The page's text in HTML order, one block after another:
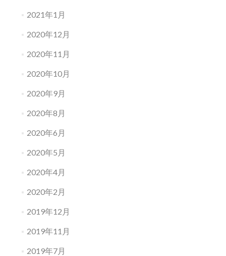
2021年1月
2020年12月
2020年11月
2020年10月
2020年9月
2020年8月
2020年6月
2020年5月
2020年4月
2020年2月
2019年12月
2019年11月
2019年7月